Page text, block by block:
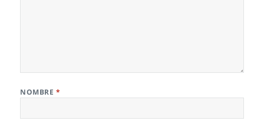
NOMBRE *